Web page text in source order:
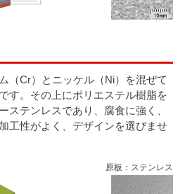
（Cr）とニッケル（Ni）を混ぜて
す。その上にポリエステル樹脂を
ステンレスであり、腐食に強く、
工性がよく、デザインを選びませ
原板：ステンレス